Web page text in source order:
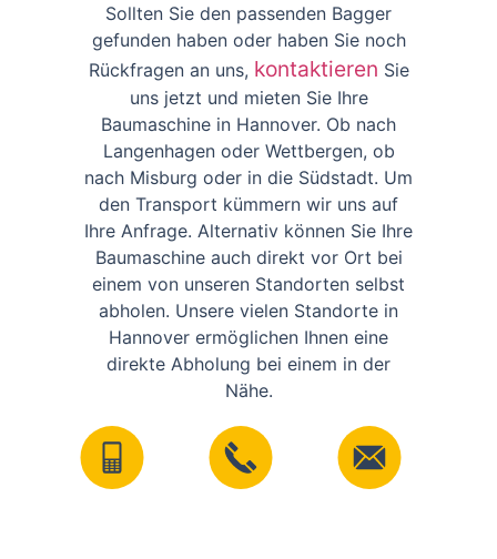
Sollten Sie den passenden Bagger
gefunden haben oder haben Sie noch
Rückfragen an uns, kontaktieren Sie
uns jetzt und mieten Sie Ihre
Baumaschine in Hannover. Ob nach
Langenhagen oder Wettbergen, ob
nach Misburg oder in die Südstadt. Um
den Transport kümmern wir uns auf
Ihre Anfrage. Alternativ können Sie Ihre
Baumaschine auch direkt vor Ort bei
einem von unseren Standorten selbst
abholen. Unsere vielen Standorte in
Hannover ermöglichen Ihnen eine
direkte Abholung bei einem in der
Nähe.